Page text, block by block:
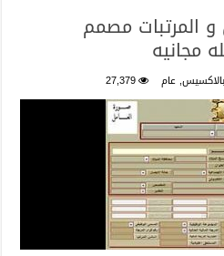
و المرتبات مصمم
مجانيه
, عام 27,379